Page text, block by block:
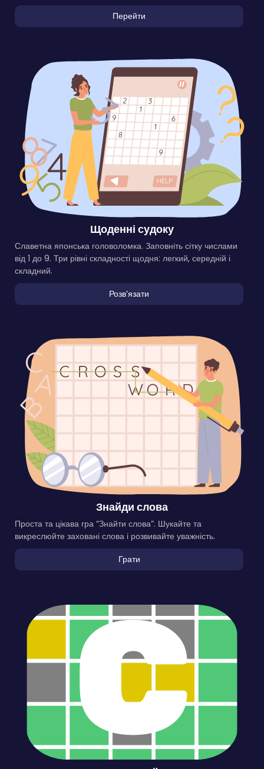
Перейти
Щоденні судоку
Славетна японська головоломка. Заповніть сітку числами
від 1 до 9. Три рівні складності щодня: легкий, середній і
складний.
Розвʼязати
Знайди слова
Проста та цікава гра “Знайти слова”. Шукайте та
викреслюйте заховані слова і розвивайте уважність.
Грати